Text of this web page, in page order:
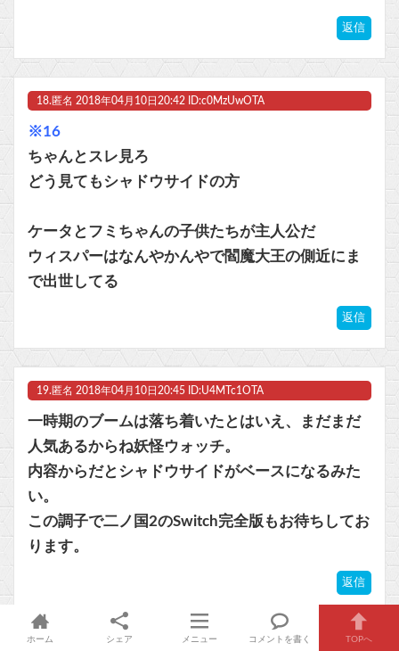
返信
18. 匿名 2018年04月10日20:42 ID:c0MzUwOTA
※16
ちゃんとスレ見ろ
どう見てもシャドウサイドの方
ケータとフミちゃんの子供たちが主人公だ
ウィスパーはなんやかんやで閻魔大王の側近にま
で出世してる
返信
19. 匿名 2018年04月10日20:45 ID:U4MTc1OTA
一時期のブームは落ち着いたとはいえ、まだまだ
人気あるからね妖怪ウォッチ。
内容からだとシャドウサイドがベースになるみた
い。
この調子で二ノ国2のSwitch完全版もお待ちしてお
ります。
返信
ホーム シェア メニュー コメントを書く TOPへ